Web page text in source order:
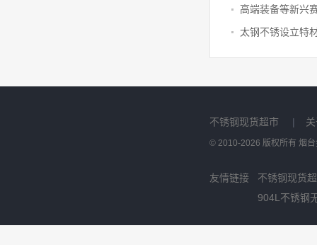
不锈钢现货超市 |
© 2010-2026 版权所有 烟
友情链接
不锈钢现货
904L不锈钢